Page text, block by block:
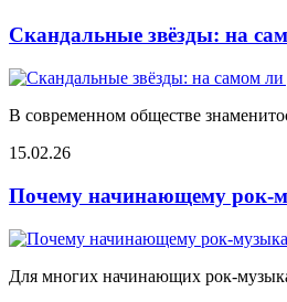
Скандальные звёзды: на
В современном обществе
15.02.26
Почему начинающему рок-
Для многих начинающих рок-